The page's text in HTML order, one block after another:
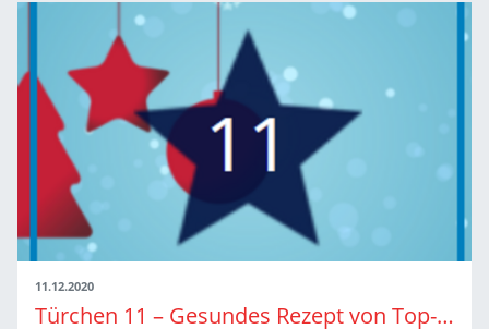
11.12.2020
Türchen 11 – Gesundes Rezept von Top-Athlet